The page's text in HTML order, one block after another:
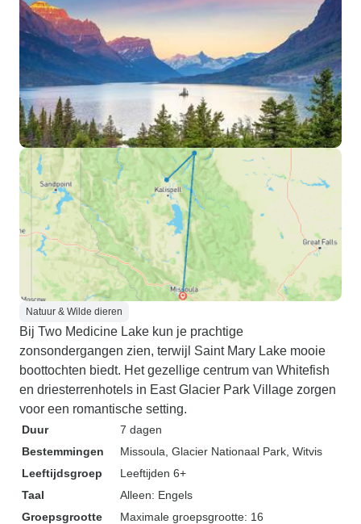
Natuur & Wilde dieren
Bij Two Medicine Lake kun je prachtige
zonsondergangen zien, terwijl Saint Mary Lake mooie
boottochten biedt. Het gezellige centrum van Whitefish
en driesterrenhotels in East Glacier Park Village zorgen
voor een romantische setting.
Duur
7 dagen
Bestemmingen
Missoula , Glacier Nationaal Park , Witvis
Leeftijdsgroep
Leeftijden 6+
Taal
Alleen: Engels
Groepsgrootte
Maximale groepsgrootte: 16